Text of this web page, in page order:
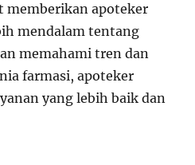
memberikan apoteker
mendalam tentang
memahami tren dan
farmasi, apoteker
yang lebih baik dan